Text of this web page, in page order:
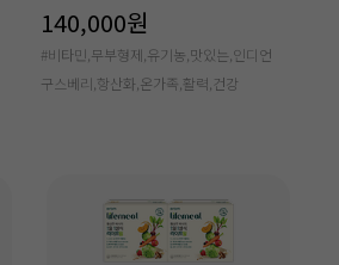
140,000원
#비타민,무부형제,유기농,맛있는,인디언
구스베리,항산화,온가족,활력,건강